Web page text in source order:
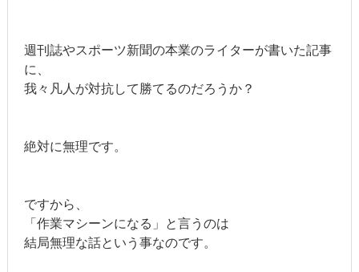
週刊誌やスポーツ新聞の本業のライターが書いた記事
に、
我々凡人が対抗して勝てるのだろうか？
絶対に無理です。
ですから、
「作業マシーンになる」と言うのは
結局無理な話という事なのです。